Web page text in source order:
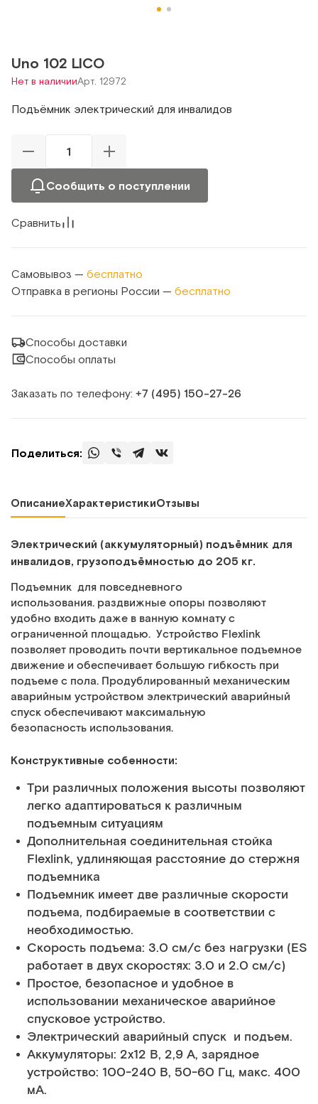
Uno 102 LICO
Нет в наличииАрт. 12972
Подъёмник электрический для инвалидов
Сообщить о поступлении
Сравнить
Самовывоз — бесплатно
Отправка в регионы России — бесплатно
Способы доставки
Способы оплаты
Заказать по телефону: +7 (495) 150‑27‑26
Поделиться:
ОписаниеХарактеристикиОтзывы
Электрический (аккумуляторный) подъёмник для
инвалидов, грузоподъёмностью до 205 кг.
Подъемник для повседневного
использования. раздвижные опоры позволяют
удобно входить даже в ванную комнату с
ограниченной площадью. Устройство Flexlink
позволяет проводить почти вертикальное подъемное
движение и обеспечивает большую гибкость при
подъеме с пола. Продублированный механическим
аварийным устройством электрический аварийный
спуск обеспечивают максимальную
безопасность использования.
Конструктивные собенности:
Три различных положения высоты позволяют
легко адаптироваться к различным
подъемным ситуациям
Дополнительная соединительная стойка
Flexlink, удлиняющая расстояние до стержня
подъемника
Подъемник имеет две различные скорости
подъема, подбираемые в соответствии с
необходимостью.
Скорость подъема: 3.0 см/с без нагрузки (ES
работает в двух скоростях: 3.0 и 2.0 см/с)
Простое, безопасное и удобное в
использовании механическое аварийное
спусковое устройство.
Электрический аварийный спуск и подъем.
Аккумуляторы: 2x12 В, 2,9 A, зарядное
устройство: 100-240 В, 50-60 Гц, макс. 400
мА.